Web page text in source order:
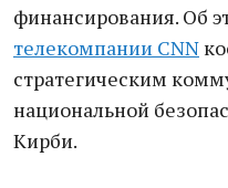
финансирования. Об
телекомпании CNN
стратегическим
национальной
Кирби.